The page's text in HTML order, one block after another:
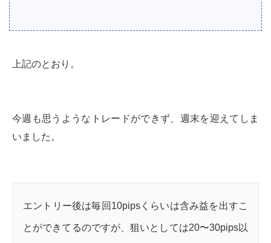
上記のとおり。
今週も思うようなトレードができず、週末を迎えてしま
いました。
エントリー後は毎回10pipsくらいは含み益を出すこ
とができてるのですが、狙いとしては20〜30pips以